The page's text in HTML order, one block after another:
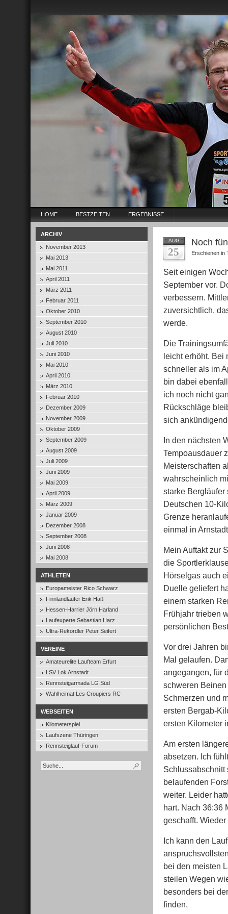
HOME BESTZEITEN ERGEBNISSE
ARCHIV
November 2013
Mai 2013
Mai 2011
April 2011
März 2011
Februar 2011
Oktober 2010
September 2010
August 2010
Juli 2010
Juni 2010
Mai 2010
April 2010
März 2010
Februar 2010
Dezember 2009
November 2009
Oktober 2009
September 2009
August 2009
Juli 2009
Juni 2009
Mai 2009
April 2009
März 2009
Januar 2009
Dezember 2008
September 2008
Juni 2008
Mai 2008
ATHLETEN
Europameister Rico Schwarz
Finnlandläufer Erik Haß
Hessen-Harrier Jörn Harland
Laufexperte Sebastian Harz
Ultra-Rekordler Peter Seifert
VEREINE
Amateurelite Laufteam Erfurt
LSV Lok Arnstadt
Rennsteigarmada LG Süd
Wahlheimat Les Croupiers RC
WEBSEITEN
Kilometerspiel
Laufszene Thüringen
Rennsteiglauf-Forum
AUG.
25
Noch
Erschienen in
Seit einigen
September vor.
verbessern.
zuversichtlich,
werde.
Die
leicht erhöht. Bei
schneller als im
bin dabei
ich noch nicht
Rückschläge
sich
In den nächsten
Tempoausdauer
Meisterschaften
wahrscheinlich
starke Bergläufer
Deutschen 10-
Grenze
einmal in
Mein Auftakt zur
die
Hörselgas auch
Duelle geliefert
einem starken
Frühjahr trieben
persönlichen
Vor drei Jahren
Mal gelaufen.
angegangen, für
schweren
Schmerzen und
ersten Bergab-
ersten Kilometer
Am ersten
absetzen. Ich
Schlussabschnitt
belaufenden
weiter. Leider
hart. Nach 36:36
geschafft.
Ich kann den
bei den meisten
steilen Wegen
besonders bei
finden.